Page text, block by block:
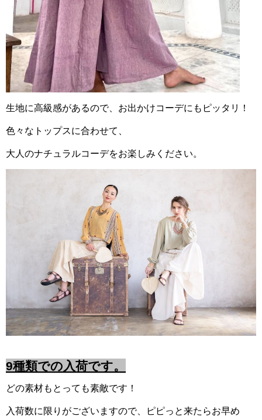
生地に高級感があるので、お出かけコーデにもピッタリ！
色々なトップスに合わせて、
大人のナチュラルコーデをお楽しみください。
9種類での入荷です。
どの素材もとっても素敵です！
入荷数に限りがございますので、ピピっと来たらお早め